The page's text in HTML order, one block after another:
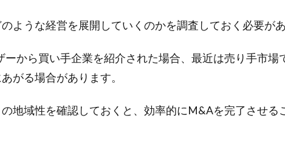
ような経営を展開していくのかを調査しておく必要があ
ーから買い手企業を紹介された場合、最近は売り手市場
がる場合があります。
地域性を確認しておくと、効率的にM&Aを完了させる